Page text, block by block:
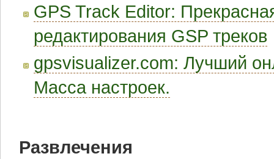
GPS Track Editor:
редактирования GSP треков
gpsvisualizer.com: Лучший
Масса настроек.
Развлечения